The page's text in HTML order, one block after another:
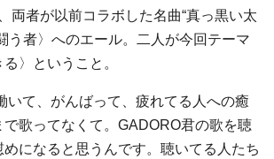
両者が以前コラボした名曲“真っ黒い太
う者〉へのエール。二人が今回テーマ
〉ということ。
いて、がんばって、疲れてる人への癒
で歌ってなくて。GADORO君の歌を聴
になると思うんです。聴いてる人たち